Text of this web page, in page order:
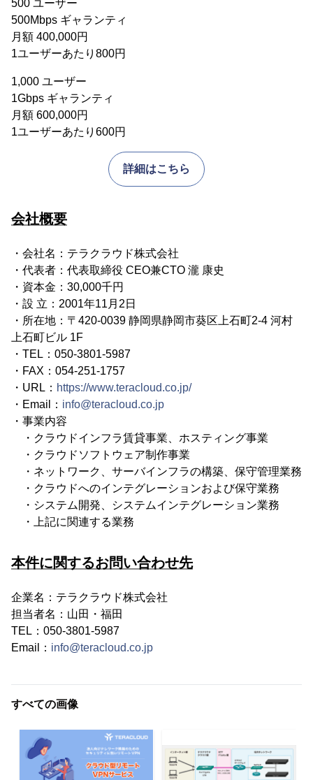
500 ユーザー
500Mbps ギャランティ
月額 400,000円
1ユーザーあたり800円
1,000 ユーザー
1Gbps ギャランティ
月額 600,000円
1ユーザーあたり600円
詳細はこちら
会社概要
・会社名：テラクラウド株式会社
・代表者：代表取締役 CEO兼CTO 瀧 康史
・資本金：30,000千円
・設 立：2001年11月2日
・所在地：〒420-0039 静岡県静岡市葵区上石町2-4 河村
上石町ビル 1F
・TEL：050-3801-5987
・FAX：054-251-1757
・URL： https://www.teracloud.co.jp/
・Email： info@teracloud.co.jp
・事業内容
・クラウドインフラ賃貸事業、ホスティング事業
・クラウドソフトウェア制作事業
・ネットワーク、サーバインフラの構築、保守管理業務
・クラウドへのインテグレーションおよび保守業務
・システム開発、システムインテグレーション業務
・上記に関連する業務
本件に関するお問い合わせ先
企業名：テラクラウド株式会社
担当者名：山田・福田
TEL：050-3801-5987
Email： info@teracloud.co.jp
すべての画像